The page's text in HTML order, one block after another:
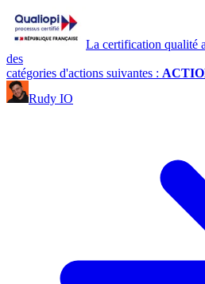
La certification qualité
des
catégories d'actions suivantes :
Rudy IO